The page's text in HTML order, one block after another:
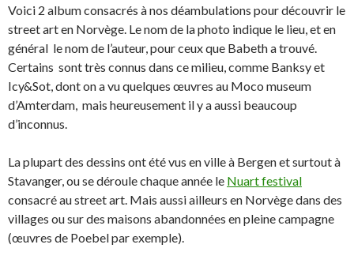
Voici 2 album consacrés à nos déambulations pour découvrir le
street art en Norvège. Le nom de la photo indique le lieu, et en
général le nom de l’auteur, pour ceux que Babeth a trouvé.
Certains sont très connus dans ce milieu, comme Banksy et
Icy&Sot, dont on a vu quelques œuvres au Moco museum
d’Amterdam, mais heureusement il y a aussi beaucoup
d’inconnus.
La plupart des dessins ont été vus en ville à Bergen et surtout à
Stavanger, ou se déroule chaque année le Nuart festival
consacré au street art. Mais aussi ailleurs en Norvège dans des
villages ou sur des maisons abandonnées en pleine campagne
(œuvres de Poebel par exemple).